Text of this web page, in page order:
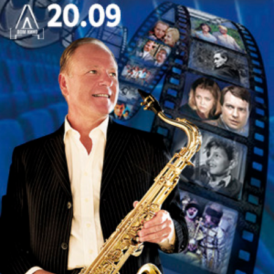
способ провести душевный и теплый вечер под
звуки старого танго.